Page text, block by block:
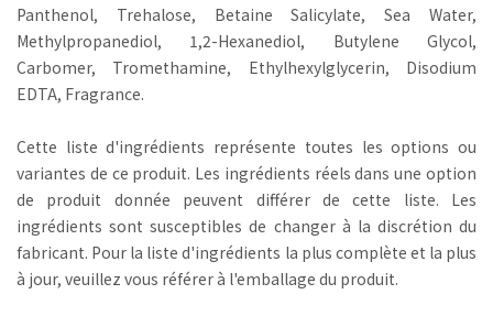
Panthenol, Trehalose, Betaine Salicylate, Sea Water,
Methylpropanediol, 1,2-Hexanediol, Butylene Glycol,
Carbomer, Tromethamine, Ethylhexylglycerin, Disodium
EDTA, Fragrance.
Cette liste d'ingrédients représente toutes les options ou
variantes de ce produit. Les ingrédients réels dans une option
de produit donnée peuvent différer de cette liste. Les
ingrédients sont susceptibles de changer à la discrétion du
fabricant. Pour la liste d'ingrédients la plus complète et la plus
à jour, veuillez vous référer à l'emballage du produit.